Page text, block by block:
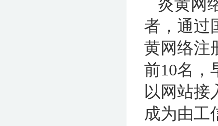
炎黄网
者，通过
黄网络注
前10名，
以网站接
成为由工